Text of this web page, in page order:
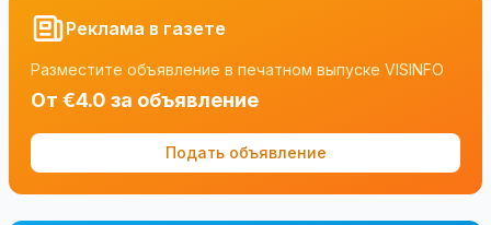
Реклама в газете
Разместите объявление в печатном выпуске VISINFO
От €4.0 за объявление
Подать объявление